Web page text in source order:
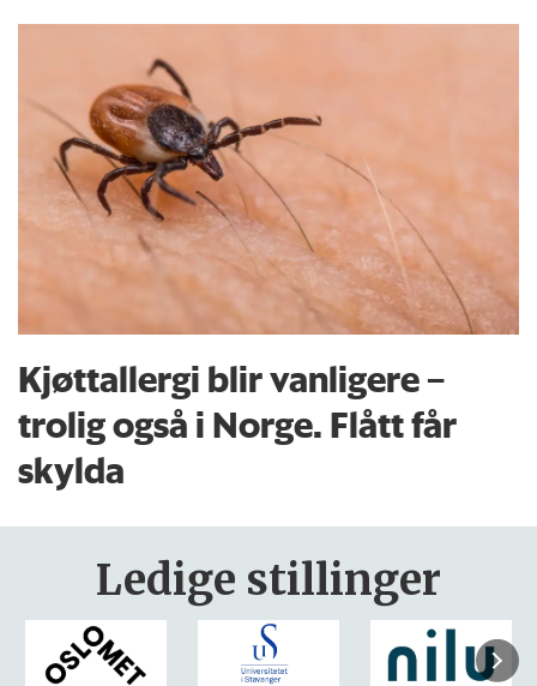
Kjøttallergi blir vanligere –
trolig også i Norge. Flått får
skylda
Ledige stillinger